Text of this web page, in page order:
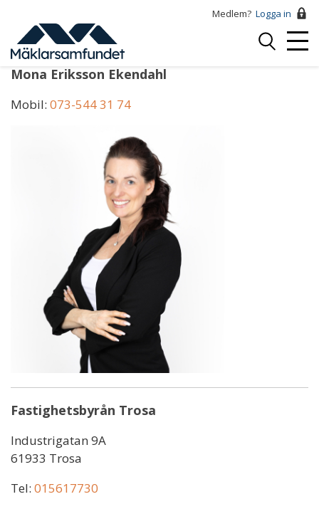
huvudinnehåll
Medlem? Logga in
Logga
Mona Eriksson Ekendahl
Mobil: 073-544 31 74
Fastighetsbyrån Trosa
Industrigatan 9A
61933 Trosa
Tel: 015617730